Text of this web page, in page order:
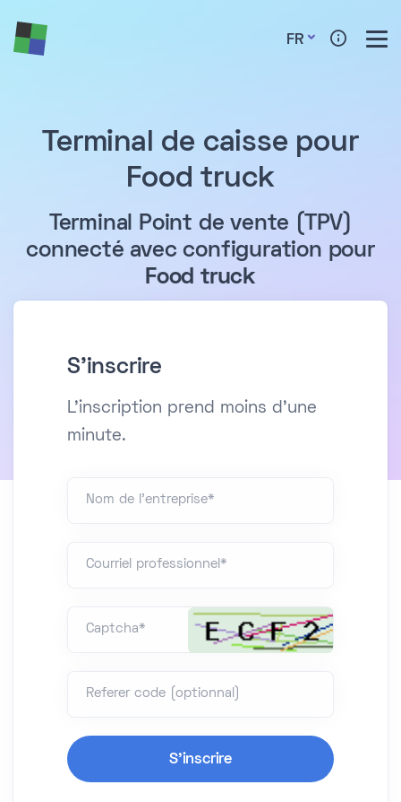
FR
Terminal de caisse pour
Food truck
Terminal Point de vente (TPV)
connecté avec configuration pour
Food truck
S'inscrire
L'inscription prend moins d'une
minute.
Nom de l'entreprise*
Courriel professionnel*
Captcha*
Referer code (optionnal)